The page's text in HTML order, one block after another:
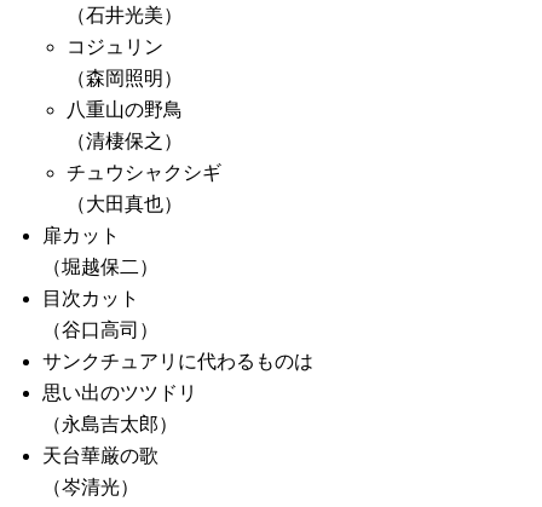
（石井光美）
コジュリン
（森岡照明）
八重山の野鳥
（清棲保之）
チュウシャクシギ
（大田真也）
扉カット
（堀越保二）
目次カット
（谷口高司）
サンクチュアリに代わるものは
思い出のツツドリ
（永島吉太郎）
天台華厳の歌
（岑清光）